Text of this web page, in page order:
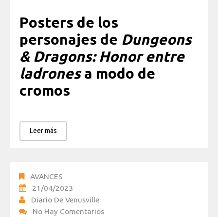
Posters de los
personajes de Dungeons
& Dragons: Honor entre
ladronesa modo de
cromos
Leer más
AVANCES
21/04/2023
Diario De Venusville
No Hay Comentarios